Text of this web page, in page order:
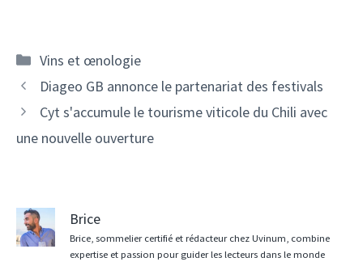
Catégories
Vins et œnologie
Navigation
des
Diageo GB annonce le partenariat des festivals
Cyt s'accumule le tourisme viticole du Chili avec
une nouvelle ouverture
Brice
Brice, sommelier certifié et rédacteur chez Uvinum, combine
expertise et passion pour guider les lecteurs dans le monde